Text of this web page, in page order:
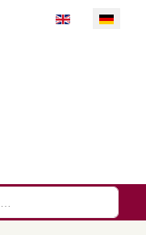
Sprache